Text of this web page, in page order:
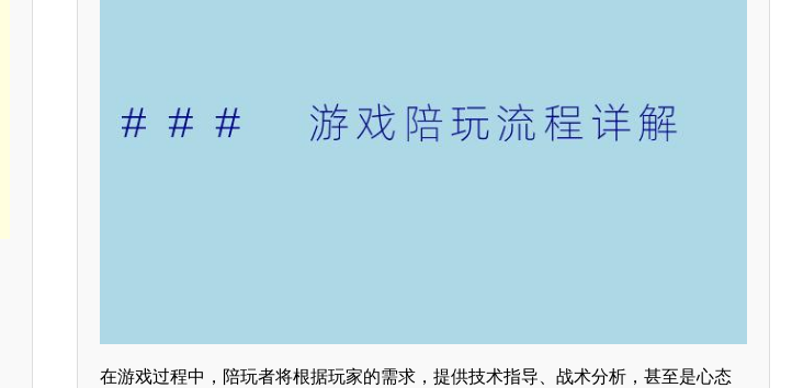
在游戏过程中，陪玩者将根据玩家的需求，提供技术指导、战术分析，甚至是心态